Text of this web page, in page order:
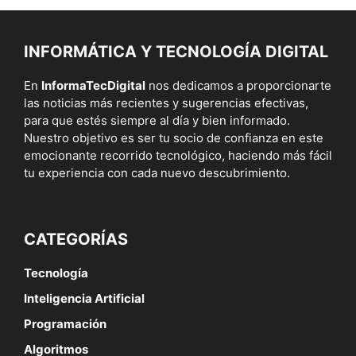
INFORMÁTICA Y TECNOLOGÍA DIGITAL
En InformaTecDigital nos dedicamos a proporcionarte
las noticias más recientes y sugerencias efectivas,
para que estés siempre al día y bien informado.
Nuestro objetivo es ser tu socio de confianza en este
emocionante recorrido tecnológico, haciendo más fácil
tu experiencia con cada nuevo descubrimiento.
CATEGORÍAS
Tecnología
Inteligencia Artificial
Programación
Algoritmos